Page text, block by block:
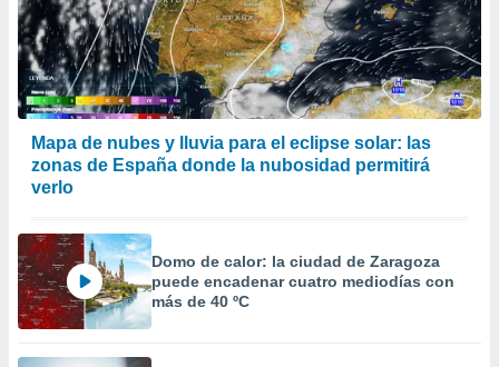
de
un
o acceder
perfiles
utilizar
Mapa de nubes y lluvia para el eclipse solar: las
zonas de España donde la nubosidad permitirá
verlo
Domo de calor: la ciudad de Zaragoza
puede encadenar cuatro mediodías con
más de 40 ºC